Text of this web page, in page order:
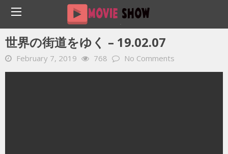
Home YOUTUBE 動画 毎日 世界の街道をゆく – 19.02.07
世界の街道をゆく – 19.02.07
February 7, 2019 768 No Comments